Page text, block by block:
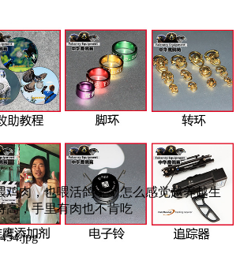
鸡肉，也喂活鸽子，怎么感觉越养越生
高，手里有肉也不肯吃